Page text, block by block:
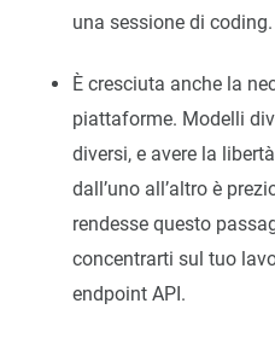
una sessione di coding.
È cresciuta anche la
piattaforme. Modelli
diversi, e avere la
dall’uno all’altro è
rendesse questo
concentrarti sul tuo
endpoint API.